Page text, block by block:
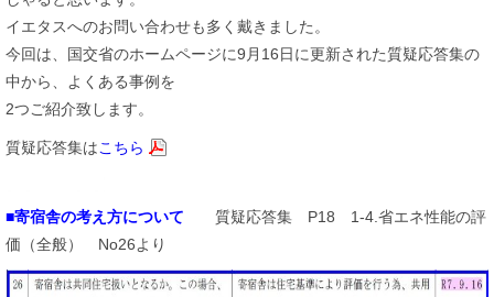
イエタスへのお問い合わせも多く戴きました。
今回は、国交省のホームページに9月16日に更新された質疑応答集の
中から、よくある事例を
2つご紹介致します。
質疑応答集はこちら
■寄宿舎の考え方について 質疑応答集 P18 1-4.省エネ性能の評
価（全般） No26より